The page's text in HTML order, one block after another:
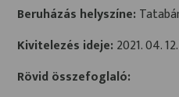
Beruházás helyszíne:
Kivitelezés ideje: 2021. 04.
Rövid összefoglaló: